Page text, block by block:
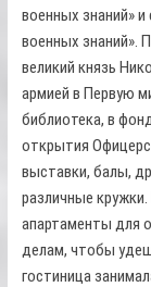
военных знаний»
военных знаний».
великий князь
армией в Первую
библиотека, в
открытия
выставки, балы,
различные
апартаменты для
делам, чтобы
гостиница